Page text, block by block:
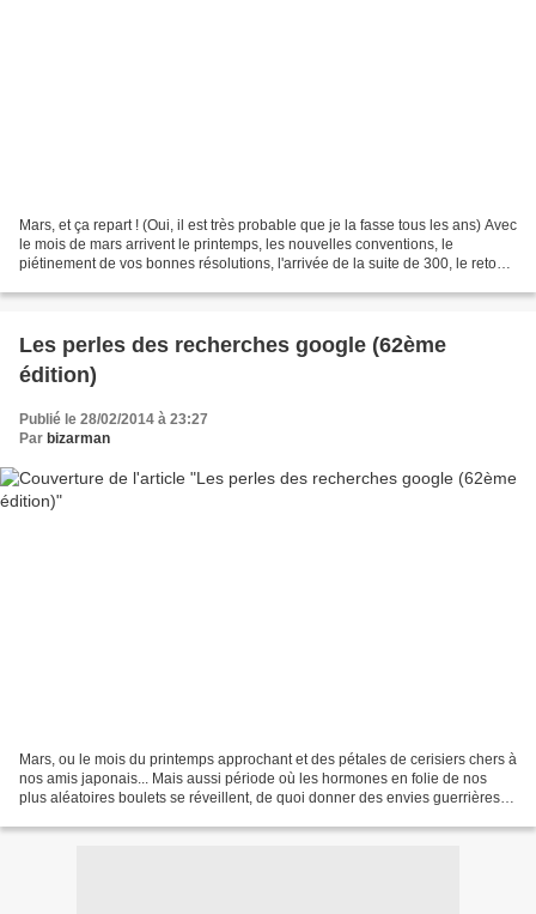
Mars, et ça repart ! (Oui, il est très probable que je la fasse tous les ans) Avec
le mois de mars arrivent le printemps, les nouvelles conventions, le
piétinement de vos bonnes résolutions, l'arrivée de la suite de 300, le retour
Les perles des recherches google (62ème
édition)
Publié le 28/02/2014 à 23:27
Par bizarman
Mars, ou le mois du printemps approchant et des pétales de cerisiers chers à
nos amis japonais... Mais aussi période où les hormones en folie de nos
plus aléatoires boulets se réveillent, de quoi donner des envies guerrières à